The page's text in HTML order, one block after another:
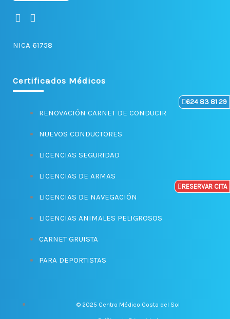
624 83 81 29
RESERVAR CITA
Certificados Médicos
RENOVACIÓN CARNET DE CONDUCIR
NUEVOS CONDUCTORES
LICENCIAS SEGURIDAD
LICENCIAS DE ARMAS
LICENCIAS DE NAVEGACIÓN
LICENCIAS ANIMALES PELIGROSOS
CARNET GRUISTA
PARA DEPORTISTAS
F
e
o
k
I
t
r
a
NICA 61758
© 2025 Centro Médico Costa del Sol